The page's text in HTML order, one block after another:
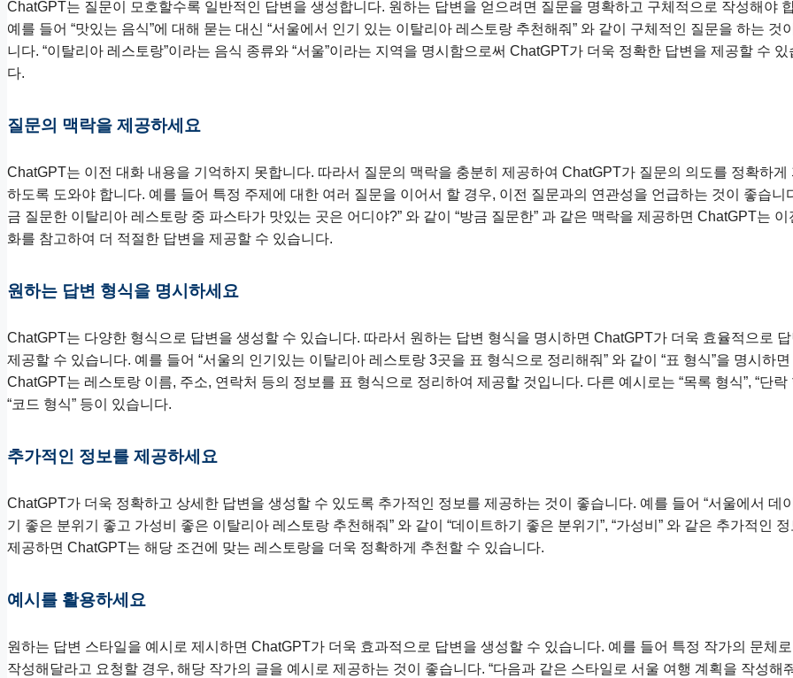
ChatGPT는 질문이 모호할수록 일반적인 답변을 생성합니다. 원하는 답변을 얻으려면 질문을 명확하고 구체적으로 작성해야
예를 들어 “맛있는 음식”에 대해 묻는 대신 “서울에서 인기 있는 이탈리아 레스토랑 추천해줘” 와 같이 구체적인 질문을 하는 것
니다. “이탈리아 레스토랑”이라는 음식 종류와 “서울”이라는 지역을 명시함으로써 ChatGPT가 더욱 정확한 답변을 제공할 수 있
다.
질문의 맥락을 제공하세요
ChatGPT는 이전 대화 내용을 기억하지 못합니다. 따라서 질문의 맥락을 충분히 제공하여 ChatGPT가 질문의 의도를 정확하게
하도록 도와야 합니다. 예를 들어 특정 주제에 대한 여러 질문을 이어서 할 경우, 이전 질문과의 연관성을 언급하는 것이 좋습니
금 질문한 이탈리아 레스토랑 중 파스타가 맛있는 곳은 어디야?” 와 같이 “방금 질문한” 과 같은 맥락을 제공하면 ChatGPT는 이
화를 참고하여 더 적절한 답변을 제공할 수 있습니다.
원하는 답변 형식을 명시하세요
ChatGPT는 다양한 형식으로 답변을 생성할 수 있습니다. 따라서 원하는 답변 형식을 명시하면 ChatGPT가 더욱 효율적으로
제공할 수 있습니다. 예를 들어 “서울의 인기있는 이탈리아 레스토랑 3곳을 표 형식으로 정리해줘” 와 같이 “표 형식”을 명시하면
ChatGPT는 레스토랑 이름, 주소, 연락처 등의 정보를 표 형식으로 정리하여 제공할 것입니다. 다른 예시로는 “목록 형식”, “단락
“코드 형식” 등이 있습니다.
추가적인 정보를 제공하세요
ChatGPT가 더욱 정확하고 상세한 답변을 생성할 수 있도록 추가적인 정보를 제공하는 것이 좋습니다. 예를 들어 “서울에서 데
기 좋은 분위기 좋고 가성비 좋은 이탈리아 레스토랑 추천해줘” 와 같이 “데이트하기 좋은 분위기”, “가성비” 와 같은 추가적인
제공하면 ChatGPT는 해당 조건에 맞는 레스토랑을 더욱 정확하게 추천할 수 있습니다.
예시를 활용하세요
원하는 답변 스타일을 예시로 제시하면 ChatGPT가 더욱 효과적으로 답변을 생성할 수 있습니다. 예를 들어 특정 작가의 문체
작성해달라고 요청할 경우, 해당 작가의 글을 예시로 제공하는 것이 좋습니다. “다음과 같은 스타일로 서울 여행 계획을 작성해